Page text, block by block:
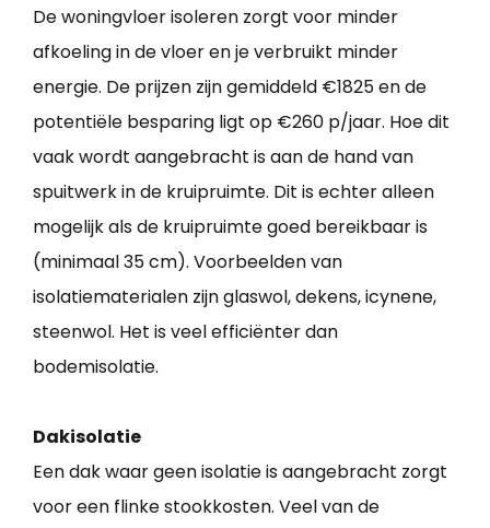
De woningvloer isoleren zorgt voor minder
afkoeling in de vloer en je verbruikt minder
energie. De prijzen zijn gemiddeld €1825 en de
potentiële besparing ligt op €260 p/jaar. Hoe dit
vaak wordt aangebracht is aan de hand van
spuitwerk in de kruipruimte. Dit is echter alleen
mogelijk als de kruipruimte goed bereikbaar is
(minimaal 35 cm). Voorbeelden van
isolatiematerialen zijn glaswol, dekens, icynene,
steenwol. Het is veel efficiënter dan
bodemisolatie.
Dakisolatie
Een dak waar geen isolatie is aangebracht zorgt
voor een flinke stookkosten. Veel van de